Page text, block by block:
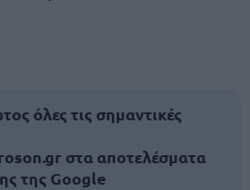
όλες τις σημαντικές
στα αποτελέσματα
της Google